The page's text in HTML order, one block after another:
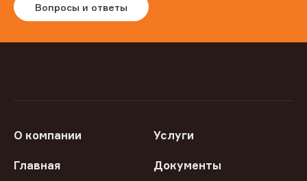
Вопросы и ответы
О компании Услуги
Главная Документы